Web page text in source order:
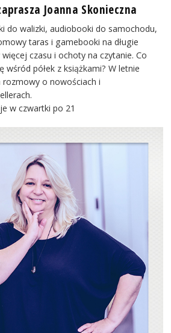
Joanna Skonieczna
do walizki, audiobooki do samochodu,
taras i gamebooki na długie
czasu i ochoty na czytanie. Co
wśród półek z książkami? W letnie
rozmowy o nowościach i
w czwartki po 21